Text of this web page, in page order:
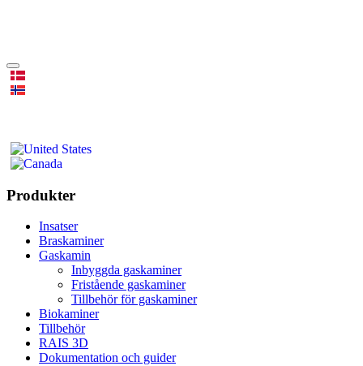
Produkter
Insatser
Braskaminer
Gaskamin
Inbyggda gaskaminer
Fristående gaskaminer
Tillbehör för gaskaminer
Biokaminer
Tillbehör
RAIS 3D
Dokumentation och guider